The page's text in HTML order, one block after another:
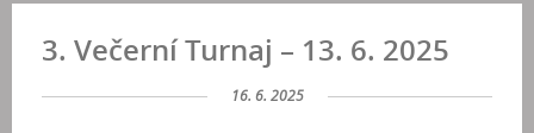
3. Večerní Turnaj – 13. 6. 2025
16. 6. 2025